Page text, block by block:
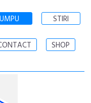
STIRI
SHOP